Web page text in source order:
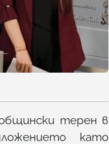
терен в
като